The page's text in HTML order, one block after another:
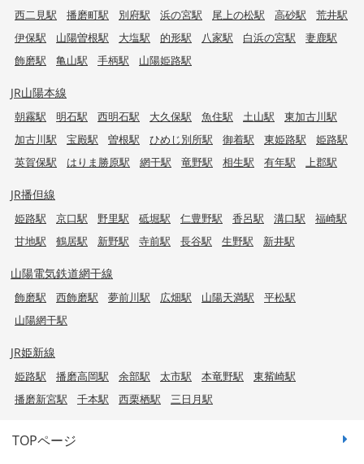
西二見駅
播磨町駅 別府駅 浜の宮駅 尾上の松駅 高砂駅
荒井駅
伊保駅
山陽曽根駅 大塩駅 的形駅 八家駅 白浜の宮駅
妻鹿駅
飾磨駅
亀山駅 手柄駅 山陽姫路駅
JR山陽本線
朝霧駅 明石駅 西明石駅 大久保駅 魚住駅 土山駅
東加古川駅
加古川駅
宝殿駅 曽根駅 ひめじ別所駅 御着駅 東姫路駅
姫路駅
英賀保駅
はりま勝原駅 網干駅 竜野駅 相生駅 有年駅 上郡駅
JR播但線
姫路駅 京口駅 野里駅 砥堀駅 仁豊野駅 香呂駅 溝口駅
福崎駅
甘地駅
鶴居駅 新野駅 寺前駅 長谷駅 生野駅 新井駅
山陽電気鉄道網干線
飾磨駅 西飾磨駅 夢前川駅 広畑駅 山陽天満駅
平松駅
山陽網干駅
JR姫新線
姫路駅 播磨高岡駅 余部駅 太市駅 本竜野駅
東觜崎駅
播磨新宮駅
千本駅 西栗栖駅 三日月駅
TOPページ